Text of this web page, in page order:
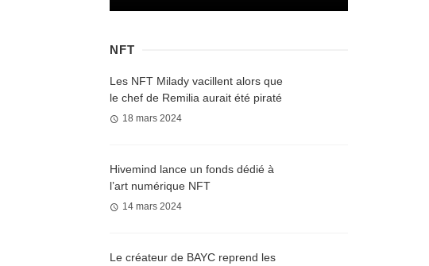
NFT
Les NFT Milady vacillent alors que
le chef de Remilia aurait été piraté
18 mars 2024
Hivemind lance un fonds dédié à
l’art numérique NFT
14 mars 2024
Le créateur de BAYC reprend les